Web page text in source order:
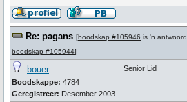
Re: pagans [boodskap #105946 is 'n
boodskap #105944]
bouer
Boodskappe: 4784
Geregistreer: Desember 2003
Senior Lid